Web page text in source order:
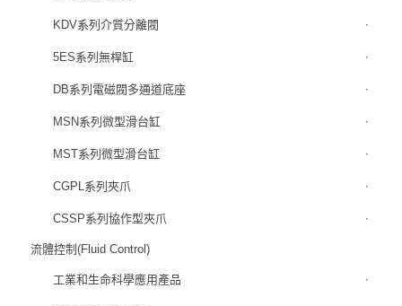
KDV系列介質分離閥
5ES系列無桿缸
DB系列電磁閥多通道底座
MSN系列微型滑台缸
MST系列微型滑台缸
CGPL系列夾爪
CSSP系列協作型夾爪
流體控制(Fluid Control)
工業和生命科學應用產品